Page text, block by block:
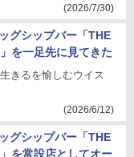
(2026/7/30)
グシップバー「THE
を一足先に見てきた
きるを愉しむウイス
(2026/6/12)
グシップバー「THE
を常設店としてオー